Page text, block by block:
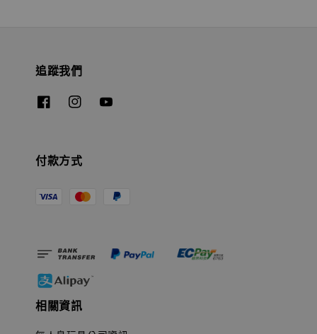
追蹤我們
付款方式
相關資訊